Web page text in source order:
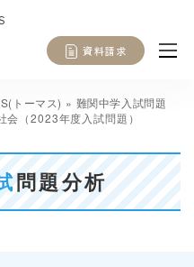
資料請求
トーマス) » 難関中学入試問題
会（2023年度入試問題）
問題分析